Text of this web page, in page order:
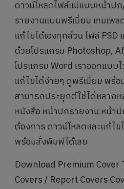
ดาวน์โหลดไฟล์แม่แบบหน้าป
รายงานแบบพรีเมี่ยม เทมเพ
แก้ไขได้เองทุกส่วน ไฟล์ PSD
ด้วยโปรแกรม Photoshop,
โปรแกรม Word เราออกแบบ
แก้ไขได้ง่ายๆ ดูพรีเมี่ยม พร้
สามารถประยุกต์ใช้ได้หลากห
หนังสือ หน้าปกรายงาน หน้า
ต้องการ ดาวน์โหลดและแก้ไข
พร้อมสั่งพิมพ์ได้เลย
Download Premium
Covers / Report Covers